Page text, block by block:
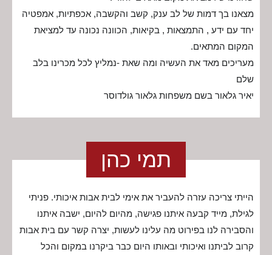
מצאנו בך דמות של לב ענק, קשב והקשבה, אכפתיות, אמפטיה
יחד עם ידע , התמצאות , בקיאות, הכוונה נכונה עד למציאת
המקום המתאים.
מעריכים מאד את העשיה ומה שאת -נמליץ לכל מכרינו בלב
שלם
יאיר גלאור בשם משפחות גלאור גולדוסר
תמי כהן
הייתי צריכה עזרה להעביר את אימי לבית אבות איכותי. פניתי
לגילת, מייד קבעה איתנו פגישה, מהיום להיום, ישבה איתנו
והסבירה לנו בפירוט מה עלינו לעשות, יצרה קשר עם בית אבות
קרוב לביתנו ואיכותי ובאותו היום כבר ביקרנו במקום והכל